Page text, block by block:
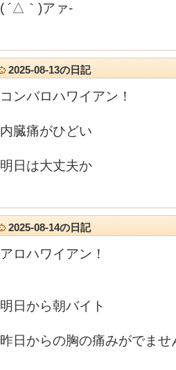
( ´△｀)アァ-
2025-08-13の日記
コンバロハワイアン！
内臓痛がひどい
明日は大丈夫か
2025-08-14の日記
アロハワイアン！
明日から朝バイト
昨日からの胸の痛みがでませ